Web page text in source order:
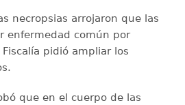
necropsias arrojaron que las
enfermedad común por
pidió ampliar los
que en el cuerpo de las